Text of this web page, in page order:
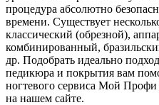
процедура абсолютно
времени. Существует
классический (обрезной),
комбинированный,
др. Подобрать идеально
педикюра и покрытия вам
ногтевого сервиса Мой
на нашем сайте.